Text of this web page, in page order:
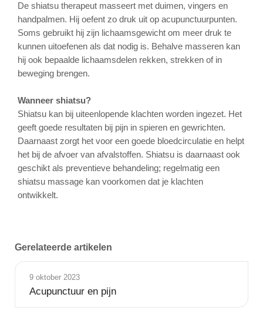
De shiatsu therapeut masseert met duimen, vingers en
handpalmen. Hij oefent zo druk uit op acupunctuurpunten.
Soms gebruikt hij zijn lichaamsgewicht om meer druk te
kunnen uitoefenen als dat nodig is. Behalve masseren kan
hij ook bepaalde lichaamsdelen rekken, strekken of in
beweging brengen.
Wanneer shiatsu?
Shiatsu kan bij uiteenlopende klachten worden ingezet. Het
geeft goede resultaten bij pijn in spieren en gewrichten.
Daarnaast zorgt het voor een goede bloedcirculatie en helpt
het bij de afvoer van afvalstoffen. Shiatsu is daarnaast ook
geschikt als preventieve behandeling; regelmatig een
shiatsu massage kan voorkomen dat je klachten
ontwikkelt.
Gerelateerde artikelen
9 oktober 2023
Acupunctuur en pijn